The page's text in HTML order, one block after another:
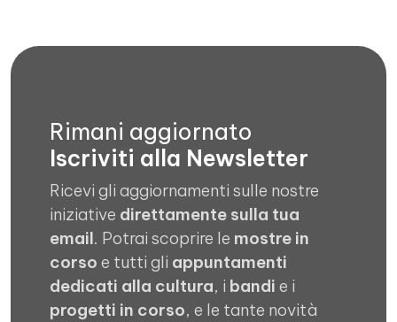
Rimani aggiornato
Iscriviti alla Newsletter
Ricevi gli aggiornamenti sulle nostre
iniziative direttamente sulla tua
email. Potrai scoprire le mostre in
corso e tutti gli appuntamenti
dedicati alla cultura, i bandi e i
progetti in corso, e le tante novità